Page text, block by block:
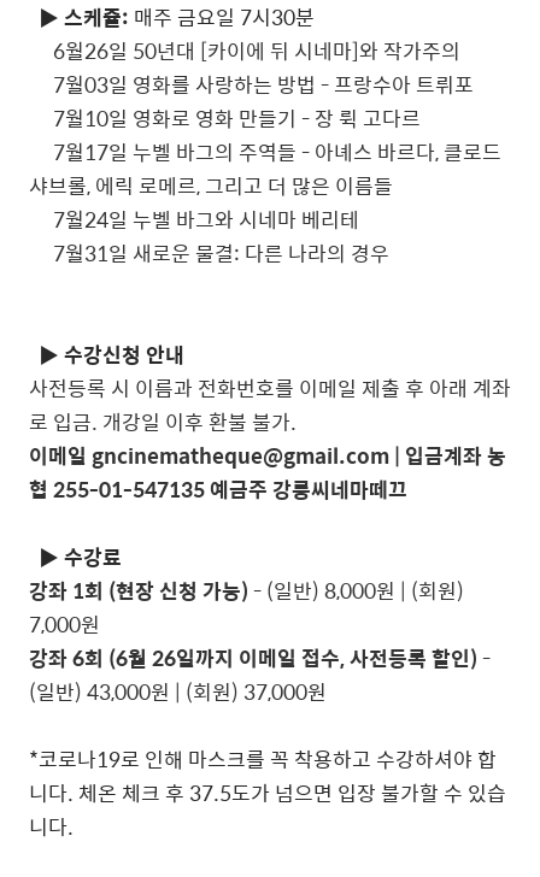
▶ 스케쥴: 매주 금요일 7시30분
6월26일 50년대 [카이에 뒤 시네마]와 작가주의
7월03일 영화를 사랑하는 방법 - 프랑수아 트뤼포
7월10일 영화로 영화 만들기 - 장 뤽 고다르
7월17일 누벨 바그의 주역들 - 아녜스 바르다, 클로드
샤브롤, 에릭 로메르, 그리고 더 많은 이름들
7월24일 누벨 바그와 시네마 베리테
7월31일 새로운 물결: 다른 나라의 경우
▶수강신청 안내
사전등록 시 이름과 전화번호를 이메일 제출 후 아래 계좌
로 입금. 개강일 이후 환불 불가.
이메일 gncinematheque@gmail.com | 입금계좌 농
협 255-01-547135 예금주 강릉씨네마떼끄
▶ 수강료
강좌 1회 (현장 신청 가능)- (일반) 8,000원 | (회원)
7,000원
강좌 6회 (6월 26일까지 이메일 접수, 사전등록 할인)-
(일반) 43,000원 | (회원) 37,000원
*코로나19로 인해 마스크를 꼭 착용하고 수강하셔야 합
니다. 체온 체크 후 37.5도가 넘으면 입장 불가할 수 있습
니다.